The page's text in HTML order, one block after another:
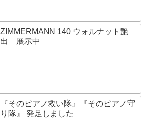
ZIMMERMANN 140 ウォルナット艶
出 展示中
『そのピアノ救い隊』『そのピアノ守
り隊』 発足しました